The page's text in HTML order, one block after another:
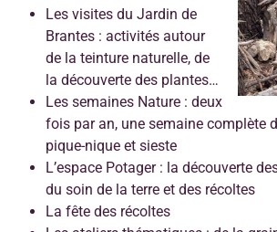
Les visites du Jardin de
Brantes : activités autour
de la teinture naturelle, de
la découverte des plantes…
Les semaines Nature : deux
fois par an, une semaine complète
pique-nique et sieste
L’espace Potager : la découverte
du soin de la terre et des récoltes
La fête des récoltes